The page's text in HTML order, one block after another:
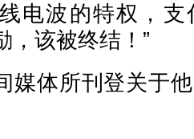
电波的特权，支
，该被终结！”
媒体所刊登关于